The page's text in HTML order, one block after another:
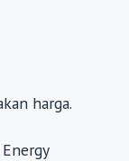
harga.